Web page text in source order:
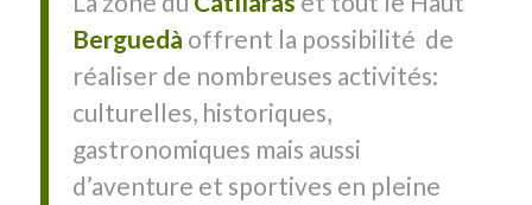
Berguedà offrent la possibilité de
réaliser de nombreuses activités:
culturelles, historiques,
gastronomiques mais aussi
d’aventure et sportives en pleine